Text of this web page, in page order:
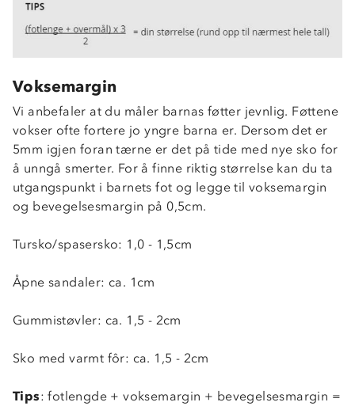
Voksemargin
Vi anbefaler at du måler barnas føtter jevnlig. Føttene
vokser ofte fortere jo yngre barna er. Dersom det er
5mm igjen foran tærne er det på tide med nye sko for
å unngå smerter. For å finne riktig størrelse kan du ta
utgangspunkt i barnets fot og legge til voksemargin
og bevegelsesmargin på 0,5cm.
Tursko/spasersko: 1,0 - 1,5cm
Åpne sandaler: ca. 1cm
Gummistøvler: ca. 1,5 - 2cm
Sko med varmt fôr: ca. 1,5 - 2cm
Tips: fotlengde + voksemargin + bevegelsesmargin =